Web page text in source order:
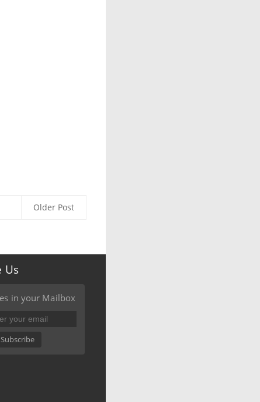
Older Post
Us
in your Mailbox
Subscribe